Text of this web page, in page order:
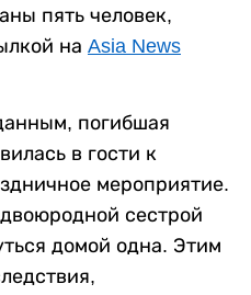
пять человек,
на Asia News
погибшая
в гости к
мероприятие.
сестрой
домой одна. Этим